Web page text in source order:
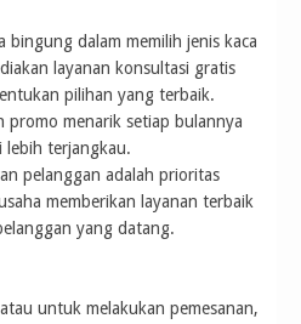
bingung dalam memilih jenis kaca
layanan konsultasi gratis
pilihan yang terbaik.
menarik setiap bulannya
lebih terjangkau.
pelanggan adalah prioritas
memberikan layanan terbaik
yang datang.
untuk melakukan pemesanan,